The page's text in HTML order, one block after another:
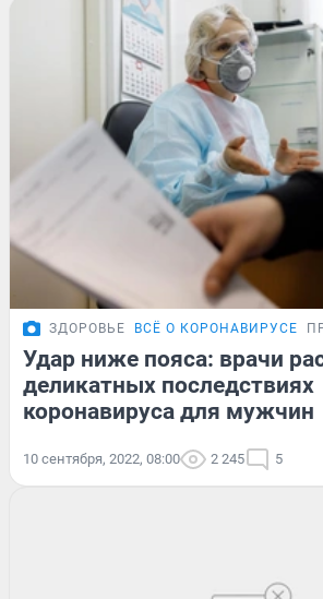
ЗДОРОВЬЕ ВСЁ О КОРОНАВИРУСЕ
Удар ниже пояса: врачи
деликатных последствиях
коронавируса для мужчин
10 сентября, 2022, 08:00 2 245 5